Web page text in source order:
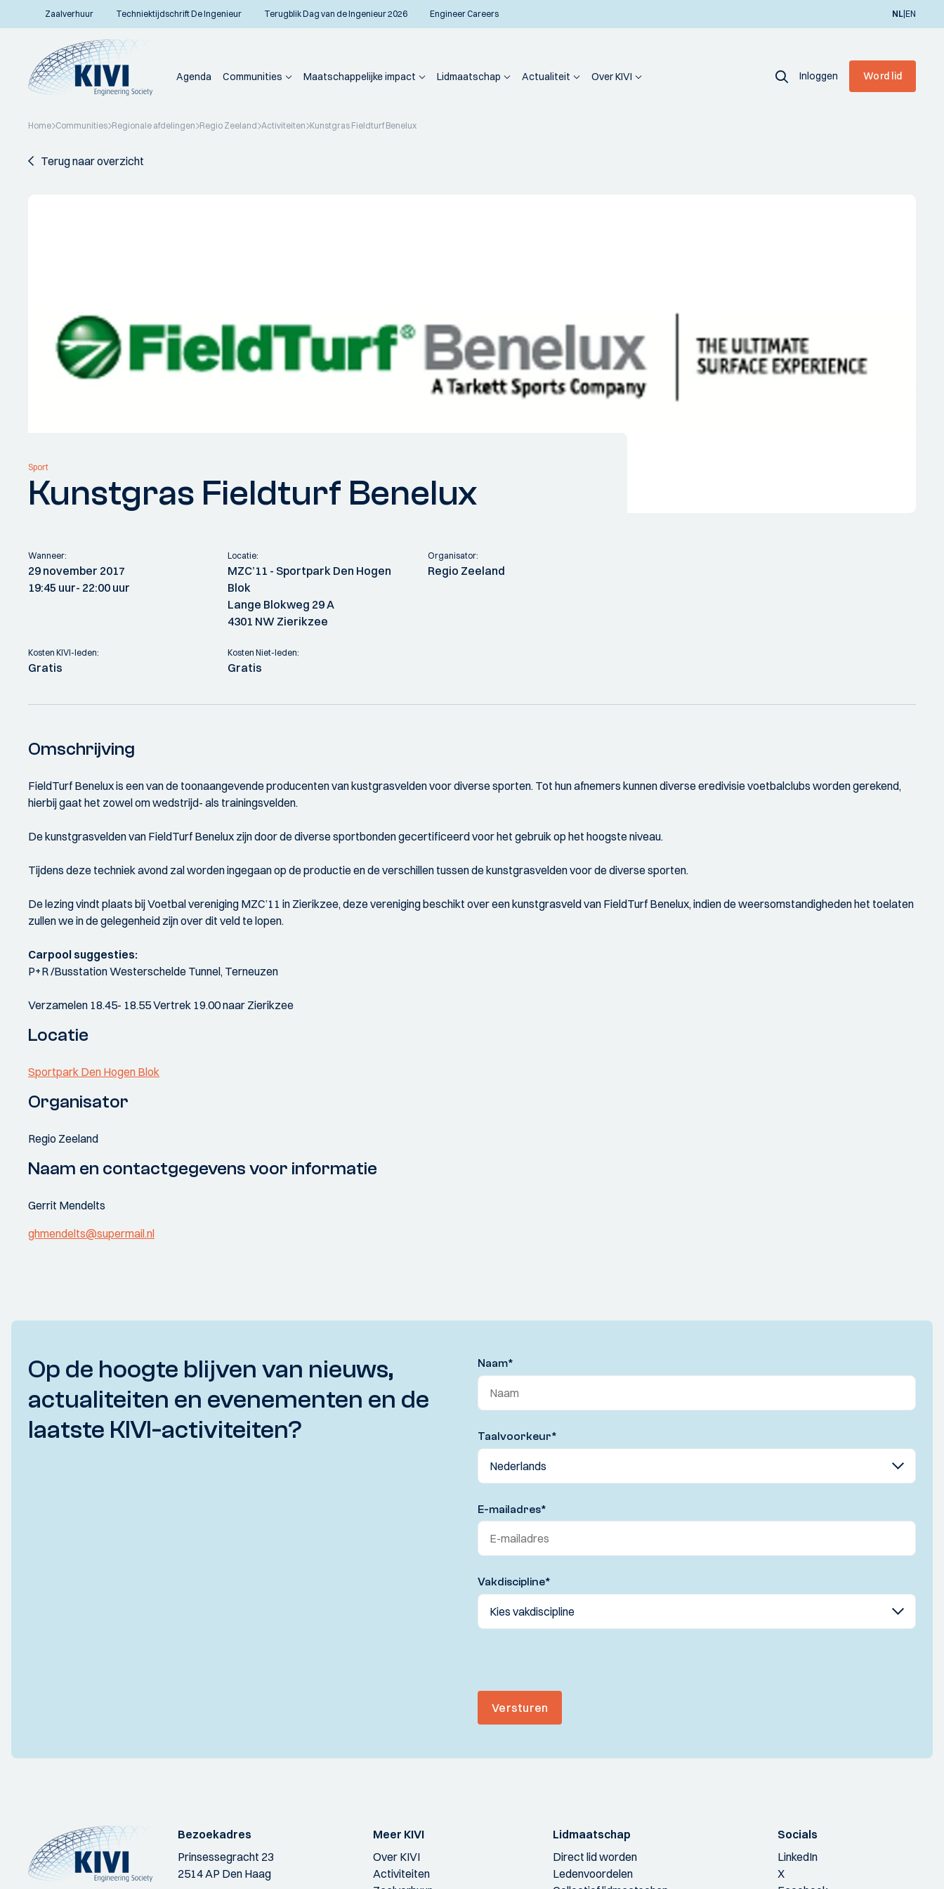
Zaalverhuur Techniektijdschrift De Ingenieur Terugblik Dag van de Ingenieur 2026 Engineer Careers NL|EN
Agenda Communities Maatschappelijke impact Lidmaatschap Actualiteit Over KIVI Inloggen Word lid
Home Communities Regionale afdelingen Regio Zeeland Activiteiten Kunstgras Fieldturf Benelux
Terug naar overzicht
Sport
Kunstgras Fieldturf Benelux
Wanneer:
29 november 2017
19:45 uur- 22:00 uur
Locatie:
MZC’11 - Sportpark Den Hogen
Blok
Lange Blokweg 29 A
4301 NW Zierikzee
Organisator:
Regio Zeeland
Kosten KIVI-leden:
Gratis
Kosten Niet-leden:
Gratis
Omschrijving
FieldTurf Benelux is een van de toonaangevende producenten van kustgrasvelden voor diverse sporten. Tot hun afnemers kunnen diverse eredivisie voetbalclubs worden gerekend,
hierbij gaat het zowel om wedstrijd- als trainingsvelden.
De kunstgrasvelden van FieldTurf Benelux zijn door de diverse sportbonden gecertificeerd voor het gebruik op het hoogste niveau.
Tijdens deze techniek avond zal worden ingegaan op de productie en de verschillen tussen de kunstgrasvelden voor de diverse sporten.
De lezing vindt plaats bij Voetbal vereniging MZC’11 in Zierikzee, deze vereniging beschikt over een kunstgrasveld van FieldTurf Benelux, indien de weersomstandigheden het toelaten
zullen we in de gelegenheid zijn over dit veld te lopen.
Carpool suggesties:
P+R /Busstation Westerschelde Tunnel, Terneuzen
Verzamelen 18.45- 18.55 Vertrek 19.00 naar Zierikzee
Locatie
Sportpark Den Hogen Blok
Organisator
Regio Zeeland
Naam en contactgegevens voor informatie
Gerrit Mendelts
ghmendelts@supermail.nl
Op de hoogte blijven van nieuws,
actualiteiten en evenementen en de
laatste KIVI-activiteiten?
Naam*
Taalvoorkeur*
E-mailadres*
Vakdiscipline*
Versturen
Bezoekadres
Prinsessegracht 23
2514 AP Den Haag
Meer KIVI
Over KIVI
Activiteiten
Lidmaatschap
Direct lid worden
Ledenvoordelen
Socials
LinkedIn
X